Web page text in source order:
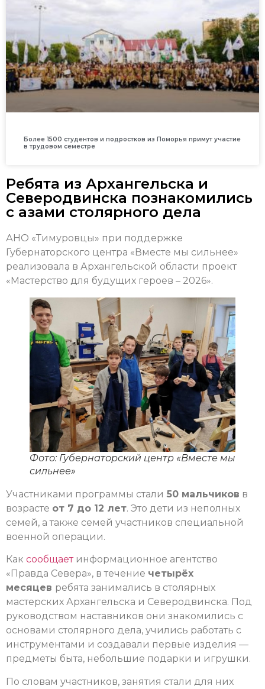
Более 1500 студентов и подростков из Поморья примут участие
в трудовом семестре
Ребята из Архангельска и
Северодвинска познакомились
с азами столярного дела
АНО «Тимуровцы» при поддержке
Губернаторского центра «Вместе мы сильнее»
реализовала в Архангельской области проект
«Мастерство для будущих героев – 2026».
Фото: Губернаторский центр «Вместе мы
сильнее»
Участниками программы стали 50 мальчиков в
возрасте от 7 до 12 лет. Это дети из неполных
семей, а также семей участников специальной
военной операции.
Как сообщаетинформационное агентство
«Правда Севера», в течение четырёх
месяцев ребята занимались в столярных
мастерских Архангельска и Северодвинска. Под
руководством наставников они знакомились с
основами столярного дела, учились работать с
инструментами и создавали первые изделия —
предметы быта, небольшие подарки и игрушки.
По словам участников, занятия стали для них